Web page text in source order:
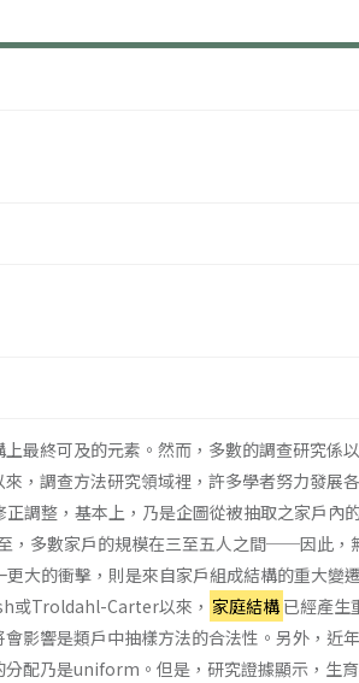
最終可及的元素。然而，多數的調查研究係
，調查方法研究領域裡，許多學者努力發展
調整，基本上，乃是企圖從被抽取之家戶內
，多數家戶的規模在三至五人之間──因此，
大的衝擊，則是來自家戶組成結構的重大
或Troldahl-Carter以來， 家庭結構已經產生
影響是類戶中抽樣方法的合法性。另外，近
配乃是uniform。但是，研究證據顯示，生